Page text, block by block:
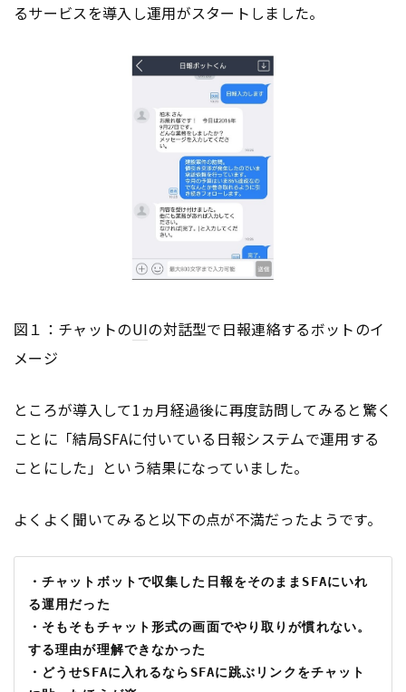
るサービスを導入し運用がスタートしました。
図１：チャットのUIの対話型で日報連絡するボットのイ
メージ
ところが導入して1ヵ月経過後に再度訪問してみると驚く
ことに「結局SFAに付いている日報システムで運用する
ことにした」という結果になっていました。
よくよく聞いてみると以下の点が不満だったようです。
・チャットボットで収集した日報をそのままSFAにいれ
る運用だった
・そもそもチャット形式の画面でやり取りが慣れない。
する理由が理解できなかった
・どうせSFAに入れるならSFAに跳ぶリンクをチャット